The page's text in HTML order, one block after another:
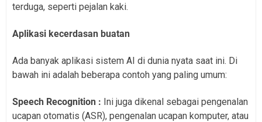
terduga, seperti pejalan kaki.
Aplikasi kecerdasan buatan
Ada banyak aplikasi sistem AI di dunia nyata saat ini. Di
bawah ini adalah beberapa contoh yang paling umum:
Speech Recognition : Ini juga dikenal sebagai pengenalan
ucapan otomatis (ASR), pengenalan ucapan komputer, atau